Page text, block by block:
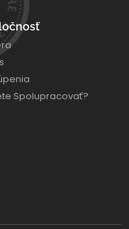
Spolupracovať?